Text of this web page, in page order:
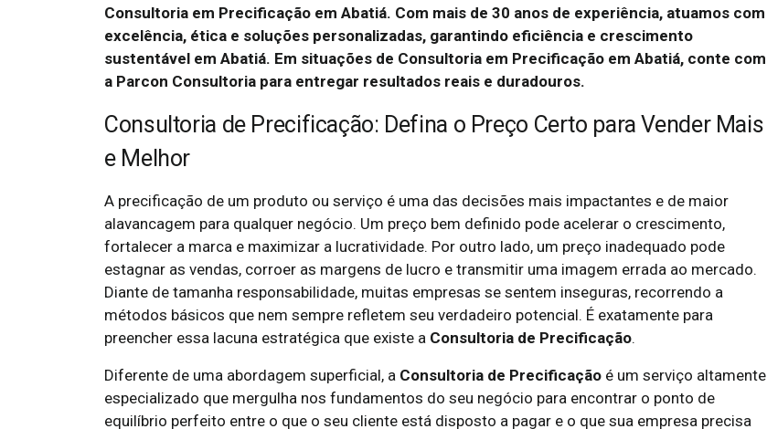
Consultoria em Precificação em Abatiá. Com mais de 30 anos de experiência, atuamos com
excelência, ética e soluções personalizadas, garantindo eficiência e crescimento
sustentável em Abatiá. Em situações de Consultoria em Precificação em Abatiá, conte com
a Parcon Consultoria para entregar resultados reais e duradouros.
Consultoria de Precificação: Defina o Preço Certo para Vender Mais
e Melhor
A precificação de um produto ou serviço é uma das decisões mais impactantes e de maior
alavancagem para qualquer negócio. Um preço bem definido pode acelerar o crescimento,
fortalecer a marca e maximizar a lucratividade. Por outro lado, um preço inadequado pode
estagnar as vendas, corroer as margens de lucro e transmitir uma imagem errada ao mercado.
Diante de tamanha responsabilidade, muitas empresas se sentem inseguras, recorrendo a
métodos básicos que nem sempre refletem seu verdadeiro potencial. É exatamente para
preencher essa lacuna estratégica que existe a Consultoria de Precificação.
Diferente de uma abordagem superficial, a Consultoria de Precificação é um serviço altamente
especializado que mergulha nos fundamentos do seu negócio para encontrar o ponto de
equilíbrio perfeito entre o que o seu cliente está disposto a pagar e o que sua empresa precisa